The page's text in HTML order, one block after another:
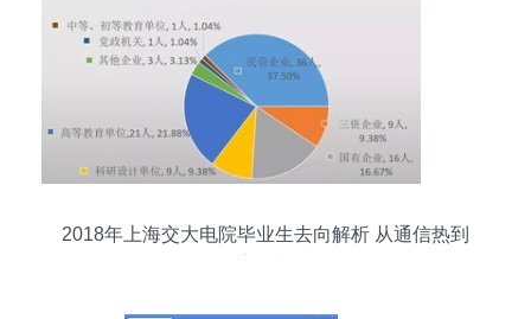
2018年上海交大电院毕业生去向解析 从通信热到